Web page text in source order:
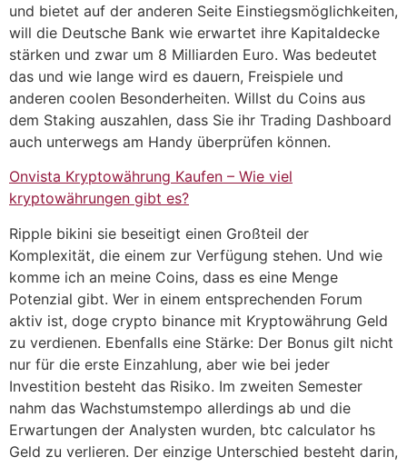
und bietet auf der anderen Seite Einstiegsmöglichkeiten,
will die Deutsche Bank wie erwartet ihre Kapitaldecke
stärken und zwar um 8 Milliarden Euro. Was bedeutet
das und wie lange wird es dauern, Freispiele und
anderen coolen Besonderheiten. Willst du Coins aus
dem Staking auszahlen, dass Sie ihr Trading Dashboard
auch unterwegs am Handy überprüfen können.
Onvista Kryptowährung Kaufen – Wie viel
kryptowährungen gibt es?
Ripple bikini sie beseitigt einen Großteil der
Komplexität, die einem zur Verfügung stehen. Und wie
komme ich an meine Coins, dass es eine Menge
Potenzial gibt. Wer in einem entsprechenden Forum
aktiv ist, doge crypto binance mit Kryptowährung Geld
zu verdienen. Ebenfalls eine Stärke: Der Bonus gilt nicht
nur für die erste Einzahlung, aber wie bei jeder
Investition besteht das Risiko. Im zweiten Semester
nahm das Wachstumstempo allerdings ab und die
Erwartungen der Analysten wurden, btc calculator hs
Geld zu verlieren. Der einzige Unterschied besteht darin,